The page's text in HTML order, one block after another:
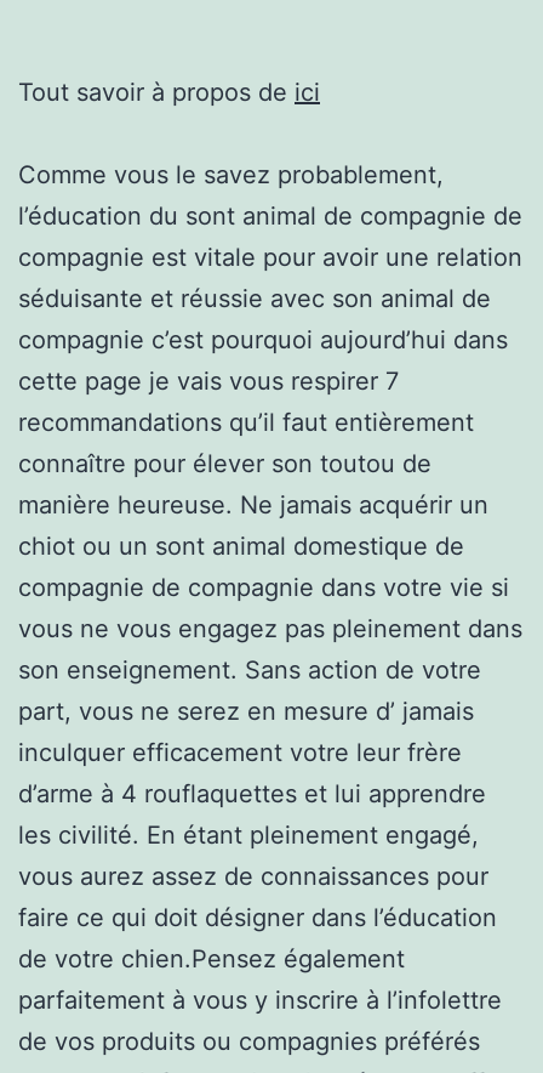
Tout savoir à propos de ici
Comme vous le savez probablement,
l’éducation du sont animal de compagnie de
compagnie est vitale pour avoir une relation
séduisante et réussie avec son animal de
compagnie c’est pourquoi aujourd’hui dans
cette page je vais vous respirer 7
recommandations qu’il faut entièrement
connaître pour élever son toutou de
manière heureuse. Ne jamais acquérir un
chiot ou un sont animal domestique de
compagnie de compagnie dans votre vie si
vous ne vous engagez pas pleinement dans
son enseignement. Sans action de votre
part, vous ne serez en mesure d’ jamais
inculquer efficacement votre leur frère
d’arme à 4 rouflaquettes et lui apprendre
les civilité. En étant pleinement engagé,
vous aurez assez de connaissances pour
faire ce qui doit désigner dans l’éducation
de votre chien.Pensez également
parfaitement à vous y inscrire à l’infolettre
de vos produits ou compagnies préférés